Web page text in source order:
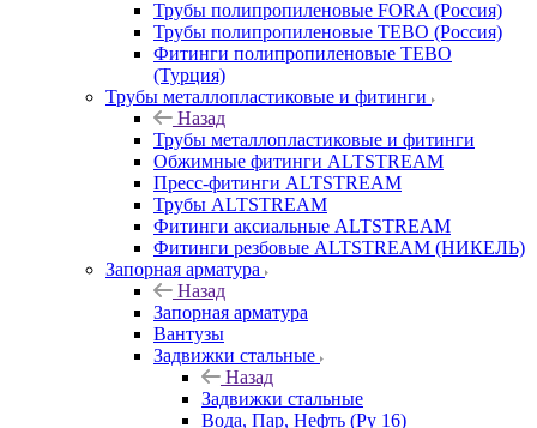
Трубы полипропиленовые FORA (Россия)
Трубы полипропиленовые TEBO (Россия)
Фитинги полипропиленовые TEBO
(Турция)
Трубы металлопластиковые и фитинги
Назад
Трубы металлопластиковые и фитинги
Обжимные фитинги ALTSTREAM
Пресс-фитинги ALTSTREAM
Трубы ALTSTREAM
Фитинги аксиальные ALTSTREAM
Фитинги резбовые ALTSTREAM (НИКЕЛЬ)
Запорная арматура
Назад
Запорная арматура
Вантузы
Задвижки стальные
Назад
Задвижки стальные
Вода, Пар, Нефть (Ру 16)